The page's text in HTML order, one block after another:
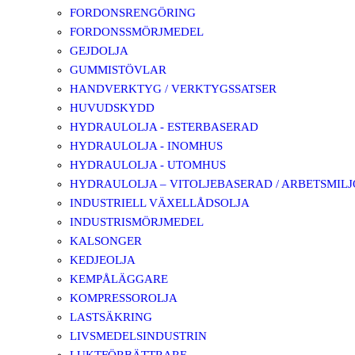
FORDONSRENGÖRING
FORDONSSMÖRJMEDEL
GEJDOLJA
GUMMISTÖVLAR
HANDVERKTYG / VERKTYGSSATSER
HUVUDSKYDD
HYDRAULOLJA - ESTERBASERAD
HYDRAULOLJA - INOMHUS
HYDRAULOLJA - UTOMHUS
HYDRAULOLJA – VITOLJEBASERAD /
INDUSTRIELL VÄXELLÅDSOLJA
INDUSTRISMÖRJMEDEL
KALSONGER
KEDJEOLJA
KEMPÅLÄGGARE
KOMPRESSOROLJA
LASTSÄKRING
LIVSMEDELSINDUSTRIN